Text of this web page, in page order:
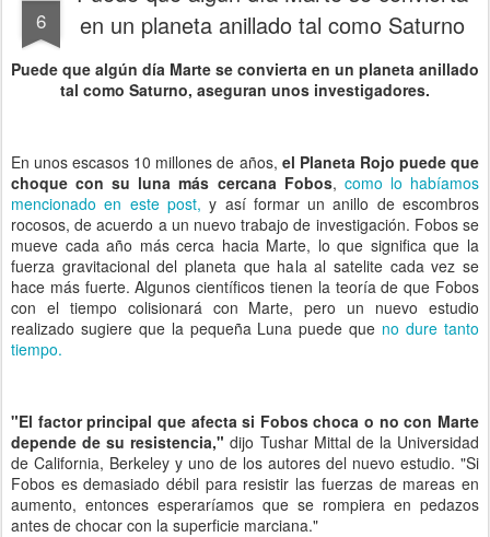
6
en un planeta anillado tal como Saturno
Puede que algún día Marte se convierta en un planeta anillado
tal como Saturno, aseguran unos investigadores.
En unos escasos 10 millones de años, el Planeta Rojo puede que
choque con su luna más cercana Fobos, como lo habíamos
mencionado en este post, y así formar un anillo de escombros
rocosos, de acuerdo a un nuevo trabajo de investigación. Fobos se
mueve cada año más cerca hacia Marte, lo que significa que la
fuerza gravitacional del planeta que hala al satelite cada vez se
hace más fuerte. Algunos científicos tienen la teoría de que Fobos
con el tiempo colisionará con Marte, pero un nuevo estudio
realizado sugiere que la pequeña Luna puede que no dure tanto
tiempo.
"El factor principal que afecta si Fobos choca o no con Marte
depende de su resistencia," dijo Tushar Mittal de la Universidad
de California, Berkeley y uno de los autores del nuevo estudio. "Si
Fobos es demasiado débil para resistir las fuerzas de mareas en
aumento, entonces esperaríamos que se rompiera en pedazos
antes de chocar con la superficie marciana."